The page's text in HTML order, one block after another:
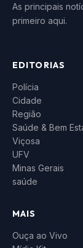
As principais
primeiro aqui.
EDITORIAS
Polícia
Cidade
Região
Saúde & Bem
Viçosa
UFV
Minas Gerais
saúde
MAIS
Ouça ao Vivo